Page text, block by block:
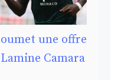
une offre
Camara